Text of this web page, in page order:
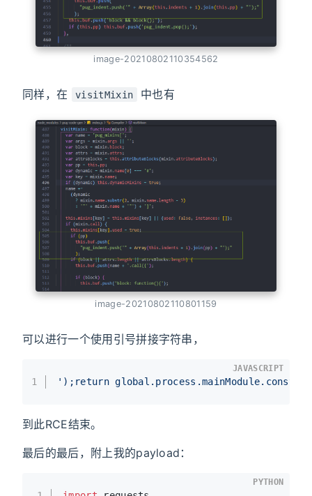
image-20210802110354562
同样，在 visitMixin 中也有
image-20210802110801159
可以进行一个使用引号拼接字符串，
1 ');return
JAVASCRIPT
到此RCE结束。
最后的最后，附上我的payload：
PYTHON